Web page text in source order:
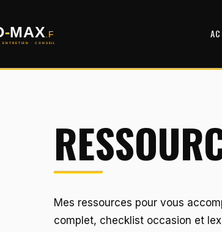
Mes ressources pour vous
complet, checklist occasion et